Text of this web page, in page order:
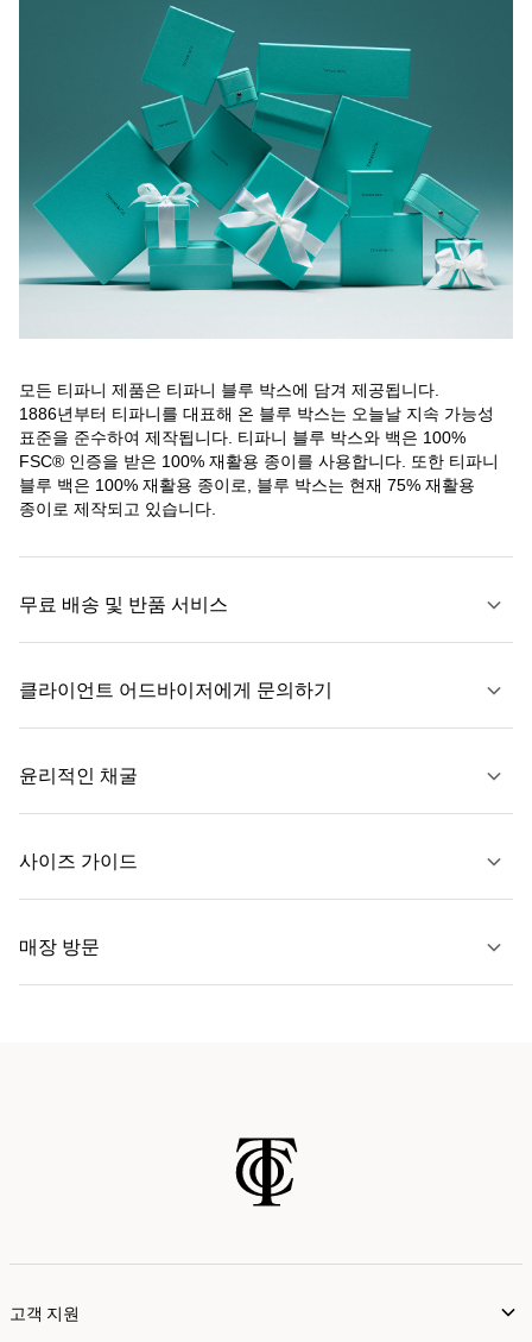
모든 티파니 제품은 티파니 블루 박스에 담겨 제공됩니다.
1886년부터 티파니를 대표해 온 블루 박스는 오늘날 지속 가능성
표준을 준수하여 제작됩니다. 티파니 블루 박스와 백은 100%
FSC® 인증을 받은 100% 재활용 종이를 사용합니다. 또한 티파니
블루 백은 100% 재활용 종이로, 블루 박스는 현재 75% 재활용
종이로 제작되고 있습니다.
무료 배송 및 반품 서비스
자세히 보기
클라이언트 어드바이저에게 문의하기
윤리적인 채굴
사이즈 가이드
자세히 보기
매장 방문
고객 지원